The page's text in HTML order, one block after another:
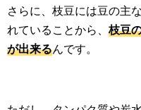
さらに、枝豆には豆の主
れていることから、 枝豆
が出来るんです。